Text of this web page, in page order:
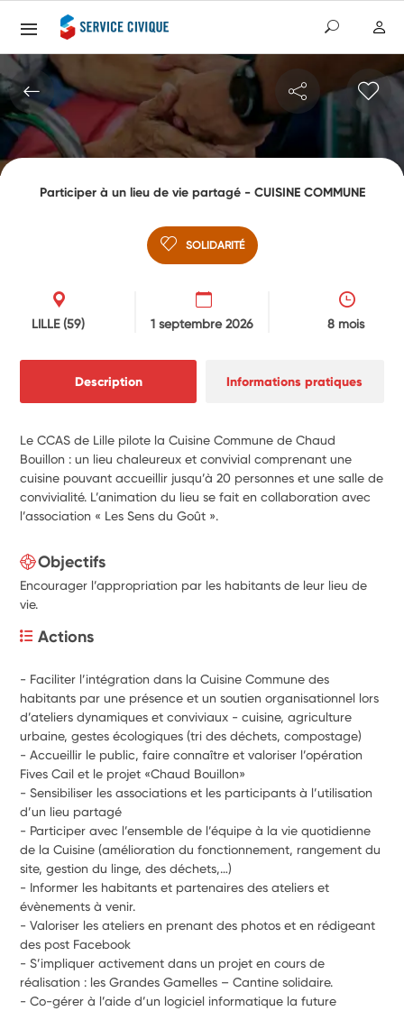
Participer à un lieu de vie partagé - CUISINE COMMUNE
SOLIDARITÉ
LILLE(59) 1 septembre 2026 8 mois
Description Informations pratiques
Le CCAS de Lille pilote la Cuisine Commune de Chaud
Bouillon : un lieu chaleureux et convivial comprenant une
cuisine pouvant accueillir jusqu’à 20 personnes et une salle de
convivialité. L’animation du lieu se fait en collaboration avec
l’association « Les Sens du Goût ».
Objectifs
Encourager l’appropriation par les habitants de leur lieu de
vie.
Actions
- Faciliter l’intégration dans la Cuisine Commune des
habitants par une présence et un soutien organisationnel lors
d’ateliers dynamiques et conviviaux - cuisine, agriculture
urbaine, gestes écologiques (tri des déchets, compostage)
- Accueillir le public, faire connaître et valoriser l’opération
Fives Cail et le projet «Chaud Bouillon»
- Sensibiliser les associations et les participants à l’utilisation
d’un lieu partagé
- Participer avec l’ensemble de l’équipe à la vie quotidienne
de la Cuisine (amélioration du fonctionnement, rangement du
site, gestion du linge, des déchets,…)
- Informer les habitants et partenaires des ateliers et
évènements à venir.
- Valoriser les ateliers en prenant des photos et en rédigeant
des post Facebook
- S’impliquer activement dans un projet en cours de
- Co-gérer à l’aide d’un logiciel informatique la future